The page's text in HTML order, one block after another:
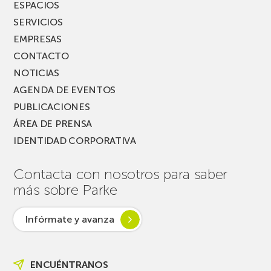
ESPACIOS
SERVICIOS
EMPRESAS
CONTACTO
NOTICIAS
AGENDA DE EVENTOS
PUBLICACIONES
ÁREA DE PRENSA
IDENTIDAD CORPORATIVA
Contacta con nosotros para saber
más sobre Parke
Infórmate y avanza
ENCUÉNTRANOS